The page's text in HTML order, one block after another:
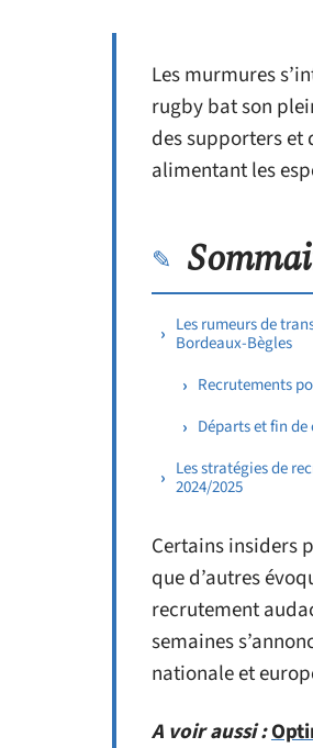
Les murmures
rugby bat son
des supporters et
alimentant les
Les rumeurs de
Bordeaux-Bègles
Recrutements
Départs et fin
Les stratégies de
2024/2025
Certains insiders
que d’autres
recrutement
semaines
nationale et
A voir aussi :